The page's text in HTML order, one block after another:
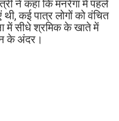
ने कहा कि मनरेगा में पहले
कई पात्र लोगों को वंचित
में सीधे श्रमिक के खाते में
के अंदर।